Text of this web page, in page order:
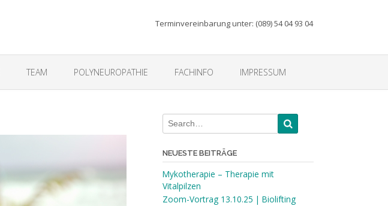
Terminvereinbarung unter: (089) 54 04 93 04
TEAM POLYNEUROPATHIE FACHINFO IMPRESSUM
NEUESTE BEITRÄGE
Mykotherapie – Therapie mit
Vitalpilzen
Zoom-Vortrag 13.10.25 | Biolifting